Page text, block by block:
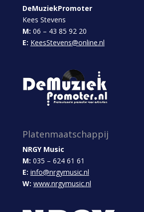
DeMuziekPromoter
Kees Stevens
M: 06 – 43 85 92 20
E: KeesStevens@online.nl
Platenmaatschappij
NRGY Music
M: 035 – 624 61 61
E: info@nrgymusic.nl
W: www.nrgymusic.nl